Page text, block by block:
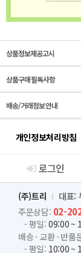
상품정보제공고시
상품구매 필독사항
배송/거래정보 안내
개인정보처리방침
로그인
(주)트리
대표:
주문상담: 02-
- 평일: 09:00 ~
배송 · 교환 · 반품
- 평일: 10:00 ~